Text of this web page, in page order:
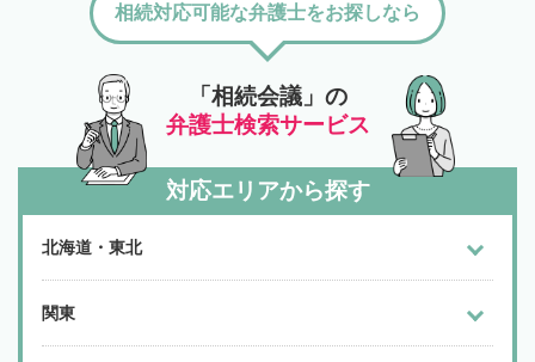
「相続会議」の
弁護士検索サービス
相続対応可能な弁護士をお探しなら
対応エリアから探す
北海道・東北
関東